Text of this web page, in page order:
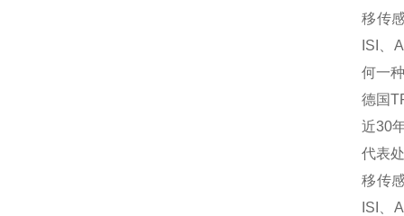
移传
ISI、
何一
德国
近30
代表
移传
ISI、